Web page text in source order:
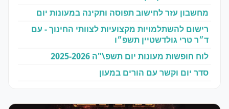
רישום להשתלמויות מקצועיות לצוותי החינוך - עם
ד״ר טרי גולדשטיין תשפ״ו
לוח חופשות מעונות יום תשפ\"ה 2025-2026
סדר יום וקשר עם הורים במעון